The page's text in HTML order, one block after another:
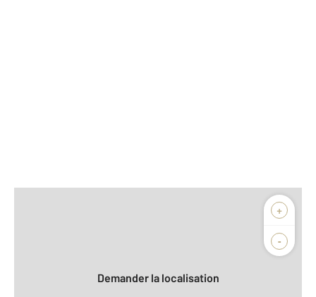
+
-
Biens vendus
Demander la localisation